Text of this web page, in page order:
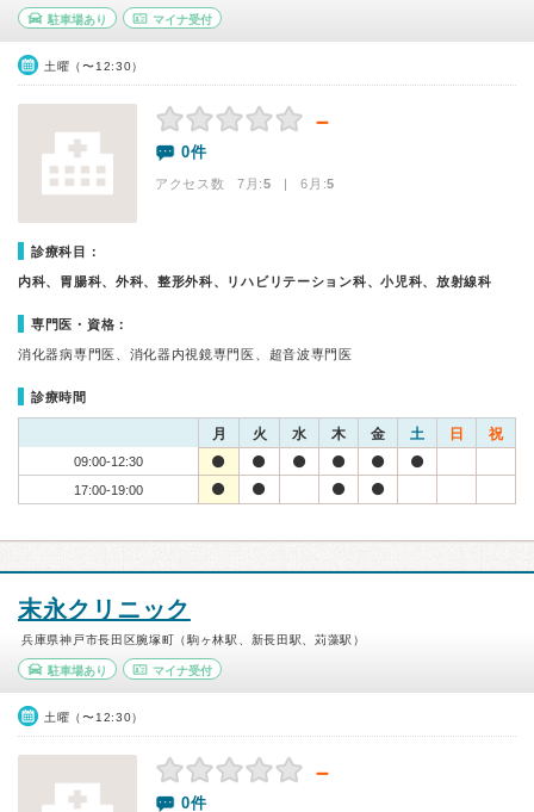
駐車場あり マイナ受付
土曜（〜12:30）
－
0件
アクセス数 7月:5 | 6月:5
診療科目：
内科、胃腸科、外科、整形外科、リハビリテーション科、小児科、放射線科
専門医・資格：
消化器病専門医、消化器内視鏡専門医、超音波専門医
診療時間
月 火 水 木 金 土 日 祝
09:00-12:30
17:00-19:00
末永クリニック
兵庫県神戸市長田区腕塚町（駒ヶ林駅、新長田駅、苅藻駅）
駐車場あり マイナ受付
土曜（〜12:30）
－
0件